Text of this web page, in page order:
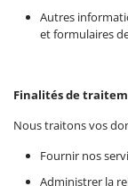
Autres
et formulaires
Finalités de
Nous traitons vos
Fournir nos
Administrer la